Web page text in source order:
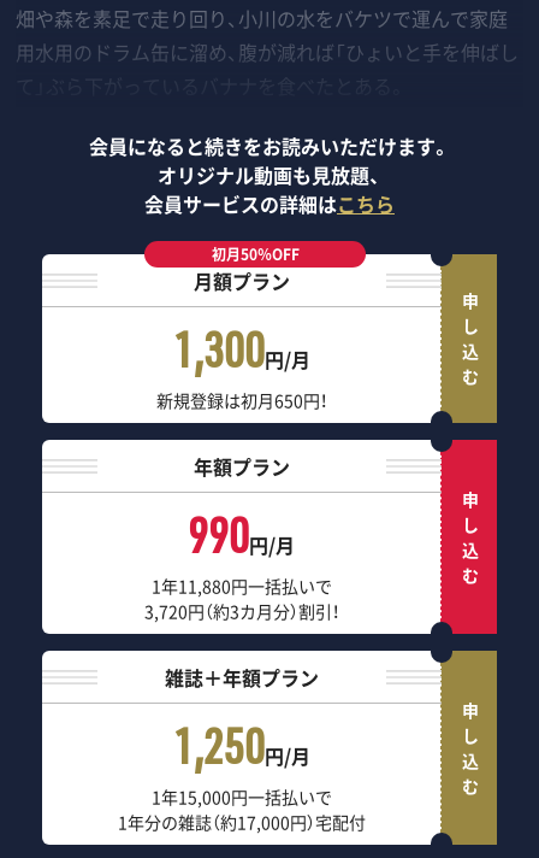
畑や森を素足で走り回り、小川の水をバケツで運んで家庭
用水用のドラム缶に溜め、腹が減れば「ひょいと手を伸ばし
会員になると続きをお読みいただけます。
オリジナル動画も見放題、
会員サービスの詳細はこちら
初月50％OFF
月額プラン
1,300円/月
新規登録は初月650円！
申し込む
年額プラン
990円/月
1年11,880円一括払いで
3,720円（約3カ月分）割引！
申し込む
雑誌＋年額プラン
1,250円/月
1年15,000円一括払いで
1年分の雑誌（約17,000円）宅配付
申し込む